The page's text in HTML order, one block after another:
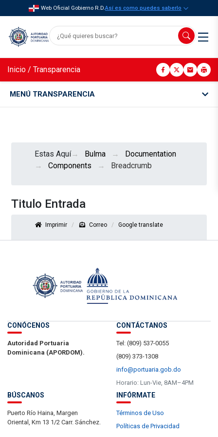
Web Oficial Gobierno R.D.Así es como puedes saberlo
Inicio / Transparencia
MENÚ TRANSPARENCIA
Estas Aquí Bulma
Documentation
Components
Breadcrumb
Titulo Entrada
Imprimir Correo Google translate
CONÓCENOS
Autoridad Portuaria
Dominicana (APORDOM).
CONTÁCTANOS
Tel: (809) 537-0055
(809) 373-1308
info@portuaria.gob.do
Horario: Lun-Vie, 8AM–4PM
BÚSCANOS
Puerto Río Haina, Margen
Oriental, Km 13 1/2 Carr. Sánchez.
INFÓRMATE
Términos de Uso
Políticas de Privacidad